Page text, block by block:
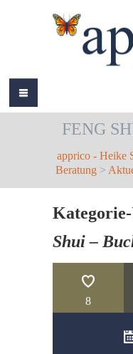
ÜBER MICH
AKTUELLES
REFERENZEN
COLOURS
FENG
apprico - Heike
Beratung>
Shui –
8